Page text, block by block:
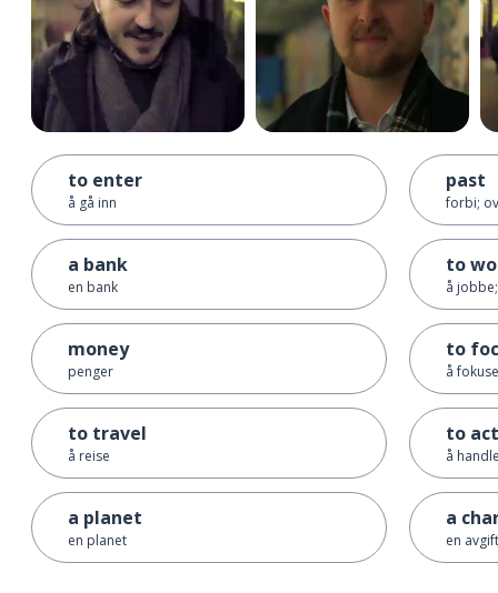
to enter
å gå inn
a bank
en bank
money
penger
to travel
å reise
a planet
en planet
past
forbi;
to
å
to
å
to act
å
a
en